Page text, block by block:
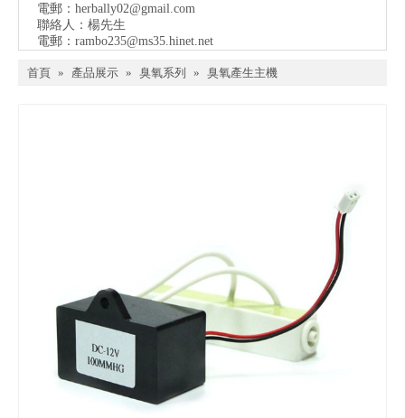
電郵： herbally02@gmail.com
聯絡人：楊先生
電郵： rambo235@ms35.hinet.net
首頁 » 產品展示 » 臭氧系列 » 臭氧產生主機